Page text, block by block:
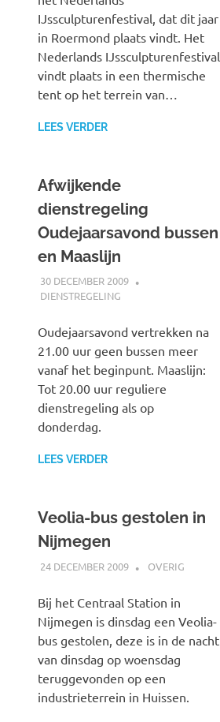
IJssculpturenfestival, dat dit jaar
in Roermond plaats vindt. Het
Nederlands IJssculpturenfestival
vindt plaats in een thermische
tent op het terrein van…
LEES VERDER
Afwijkende
dienstregeling
Oudejaarsavond bussen
en Maaslijn
30 DECEMBER 2009
DIENSTREGELING
Oudejaarsavond vertrekken na
21.00 uur geen bussen meer
vanaf het beginpunt. Maaslijn:
Tot 20.00 uur reguliere
dienstregeling als op
donderdag.
LEES VERDER
Veolia-bus gestolen in
Nijmegen
24 DECEMBER 2009 JOHAN
OVERIG
Bij het Centraal Station in
Nijmegen is dinsdag een Veolia-
bus gestolen, deze is in de nacht
van dinsdag op woensdag
teruggevonden op een
industrieterrein in Huissen.